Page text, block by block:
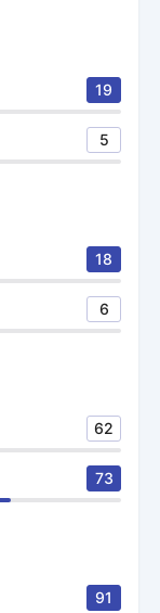
19
5
18
6
62
73
91